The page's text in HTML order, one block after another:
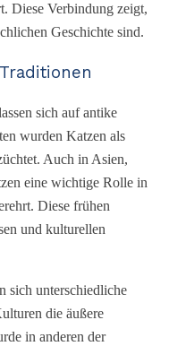
Diese Verbindung zeigt,
Geschichte sind.
sich auf antike
wurden Katzen als
Auch in Asien,
eine wichtige Rolle in
Diese frühen
und kulturellen
sich unterschiedliche
die äußere
in anderen der